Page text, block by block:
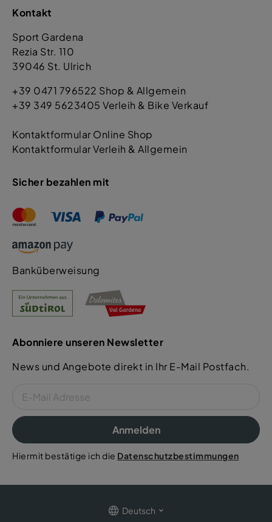
Kontakt
Sport Gardena
Rezia Str. 110
39046 St. Ulrich
+39 0471 796522 Shop & Allgemein
+39 349 5623405 Verleih & Bike Verkauf
Kontaktformular Online Shop
Kontaktformular Verleih & Allgemein
Sicher bezahlen mit
Banküberweisung
Abonniere unseren Newsletter
News und Angebote direkt in Ihr E-Mail Postfach.
Anmelden
Hiermit bestätige ich die Datenschutzbestimmungen
Deutsch